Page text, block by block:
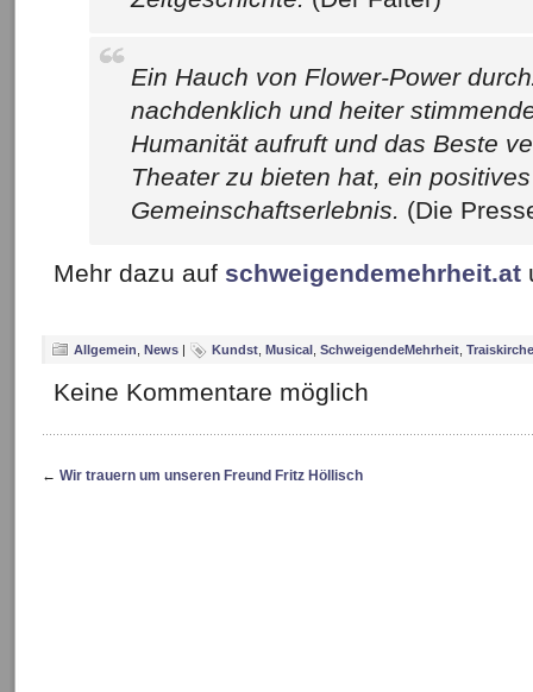
Ein Hauch von Flower-Power
nachdenklich und heiter
Humanität aufruft und das Beste
Theater zu bieten hat, ein positives
Gemeinschaftserlebnis. (Die
Mehr dazu auf schweigendemehrheit.at
Allgemein News | Kundst Musical SchweigendeMehrheit
Keine Kommentare möglich
← Wir trauern um unseren Freund Fritz Höllisch